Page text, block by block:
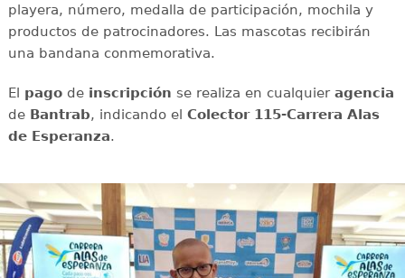
playera, número, medalla de participación, mochila y
productos de patrocinadores. Las mascotas recibirán
una bandana conmemorativa.
El pagode inscripción se realiza en cualquier agencia
deBantrab, indicando el Colector 115-Carrera Alas
de Esperanza.